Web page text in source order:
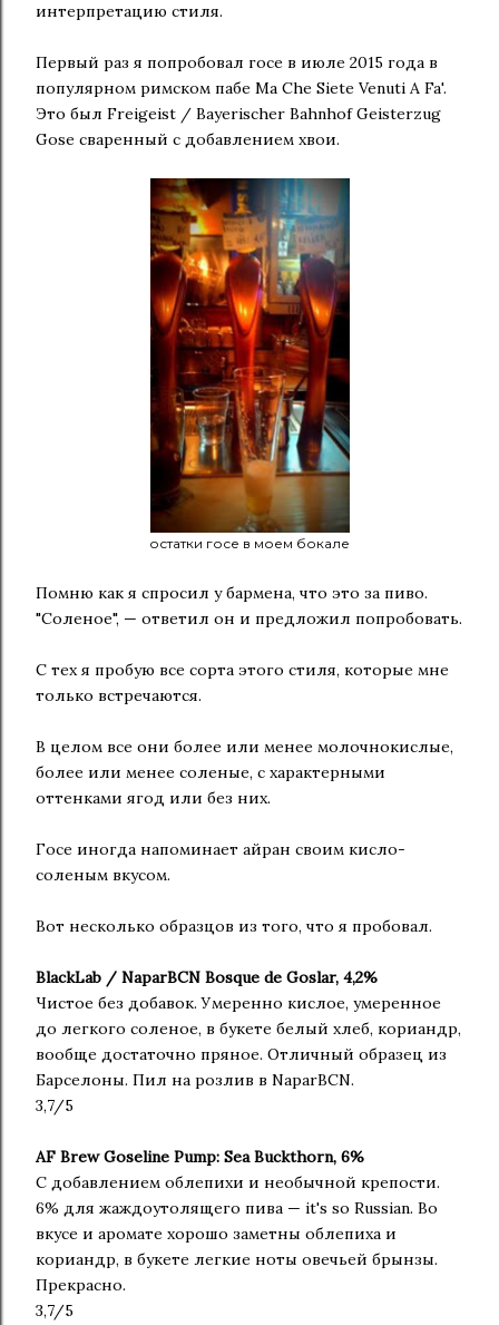
интерпретацию стиля.
Первый раз я попробовал госе в июле 2015 года в
популярном римском пабе Ma Che Siete Venuti A Fa'.
Это был Freigeist / Bayerischer Bahnhof Geisterzug
Gose сваренный с добавлением хвои.
остатки госе в моем бокале
Помню как я спросил у бармена, что это за пиво.
"Соленое", — ответил он и предложил попробовать.
С тех я пробую все сорта этого стиля, которые мне
только встречаются.
В целом все они более или менее молочнокислые,
более или менее соленые, с характерными
оттенками ягод или без них.
Госе иногда напоминает айран своим кисло-
соленым вкусом.
Вот несколько образцов из того, что я пробовал.
BlackLab / NaparBCN Bosque de Goslar, 4,2%
Чистое без добавок. Умеренно кислое, умеренное
до легкого соленое, в букете белый хлеб, кориандр,
вообще достаточно пряное. Отличный образец из
Барселоны. Пил на розлив в NaparBCN.
3,7/5
AF Brew Goseline Pump: Sea Buckthorn, 6%
С добавлением облепихи и необычной крепости.
6% для жаждоутолящего пива — it's so Russian. Во
вкусе и аромате хорошо заметны облепиха и
кориандр, в букете легкие ноты овечьей брынзы.
Прекрасно.
3,7/5